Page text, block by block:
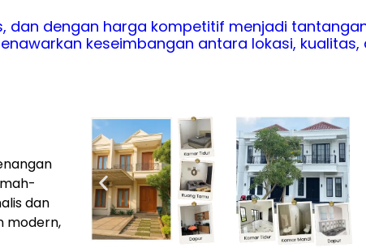
dan dengan harga kompetitif menjadi
keseimbangan antara lokasi, kualitas,
dan
modern,